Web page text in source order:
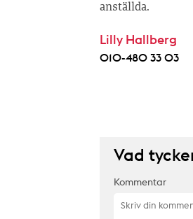
anställda.
Lilly Hallberg
010-480 33 03
Vad
Kommentar